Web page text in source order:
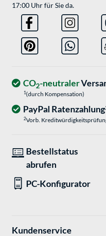
17:00 Uhr für Sie da.
CO2-neutraler
1(durch Kompensation)
PayPal Ratenzahlung
2Vorb.
Bestellstatus
abrufen
PC-Konfigurator
Kundenservice